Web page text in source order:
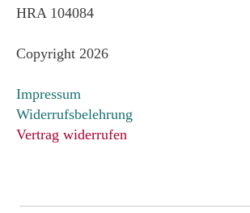
HRA 104084
Copyright 2026
Impressum
Widerrufsbelehrung
Vertrag widerrufen